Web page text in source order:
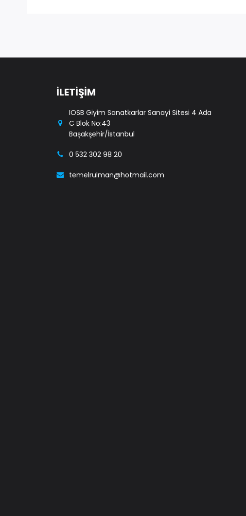
İLETİŞİM
IOSB Giyim Sanatkarlar Sanayi Sitesi 4 Ada
C Blok No:43
Başakşehir/İstanbul
0 532 302 98 20
temelrulman@hotmail.com